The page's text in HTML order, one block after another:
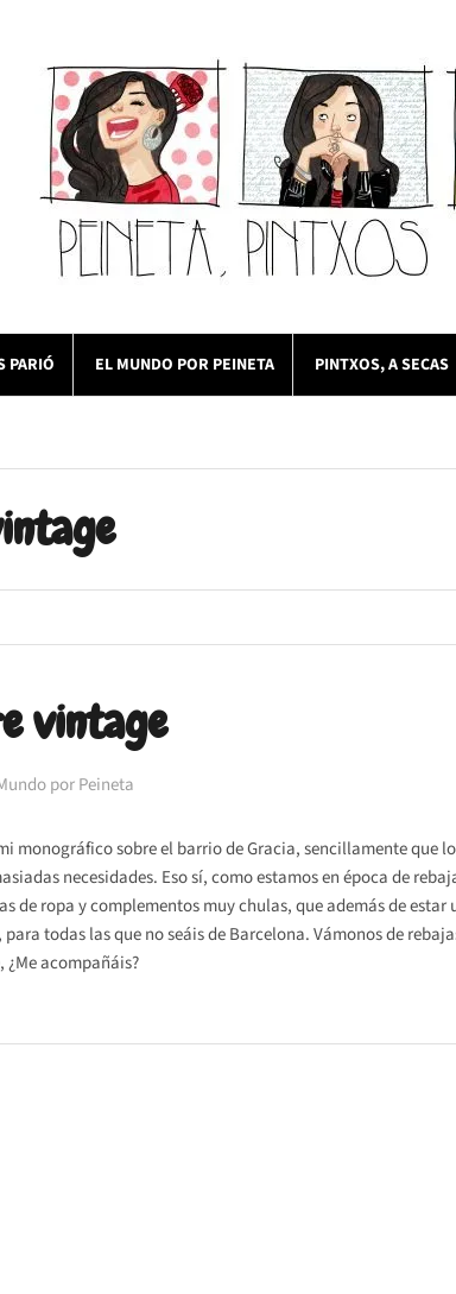
PARIÓ EL MUNDO POR PEINETA PINTXOS, A SECAS
vintage
por Peineta
monográfico sobre el barrio de Gracia, sencillamente que
necesidades. Eso sí, como estamos en época de
de ropa y complementos muy chulas, que además de estar
todas las que no seáis de Barcelona. Vámonos de
acompañáis?